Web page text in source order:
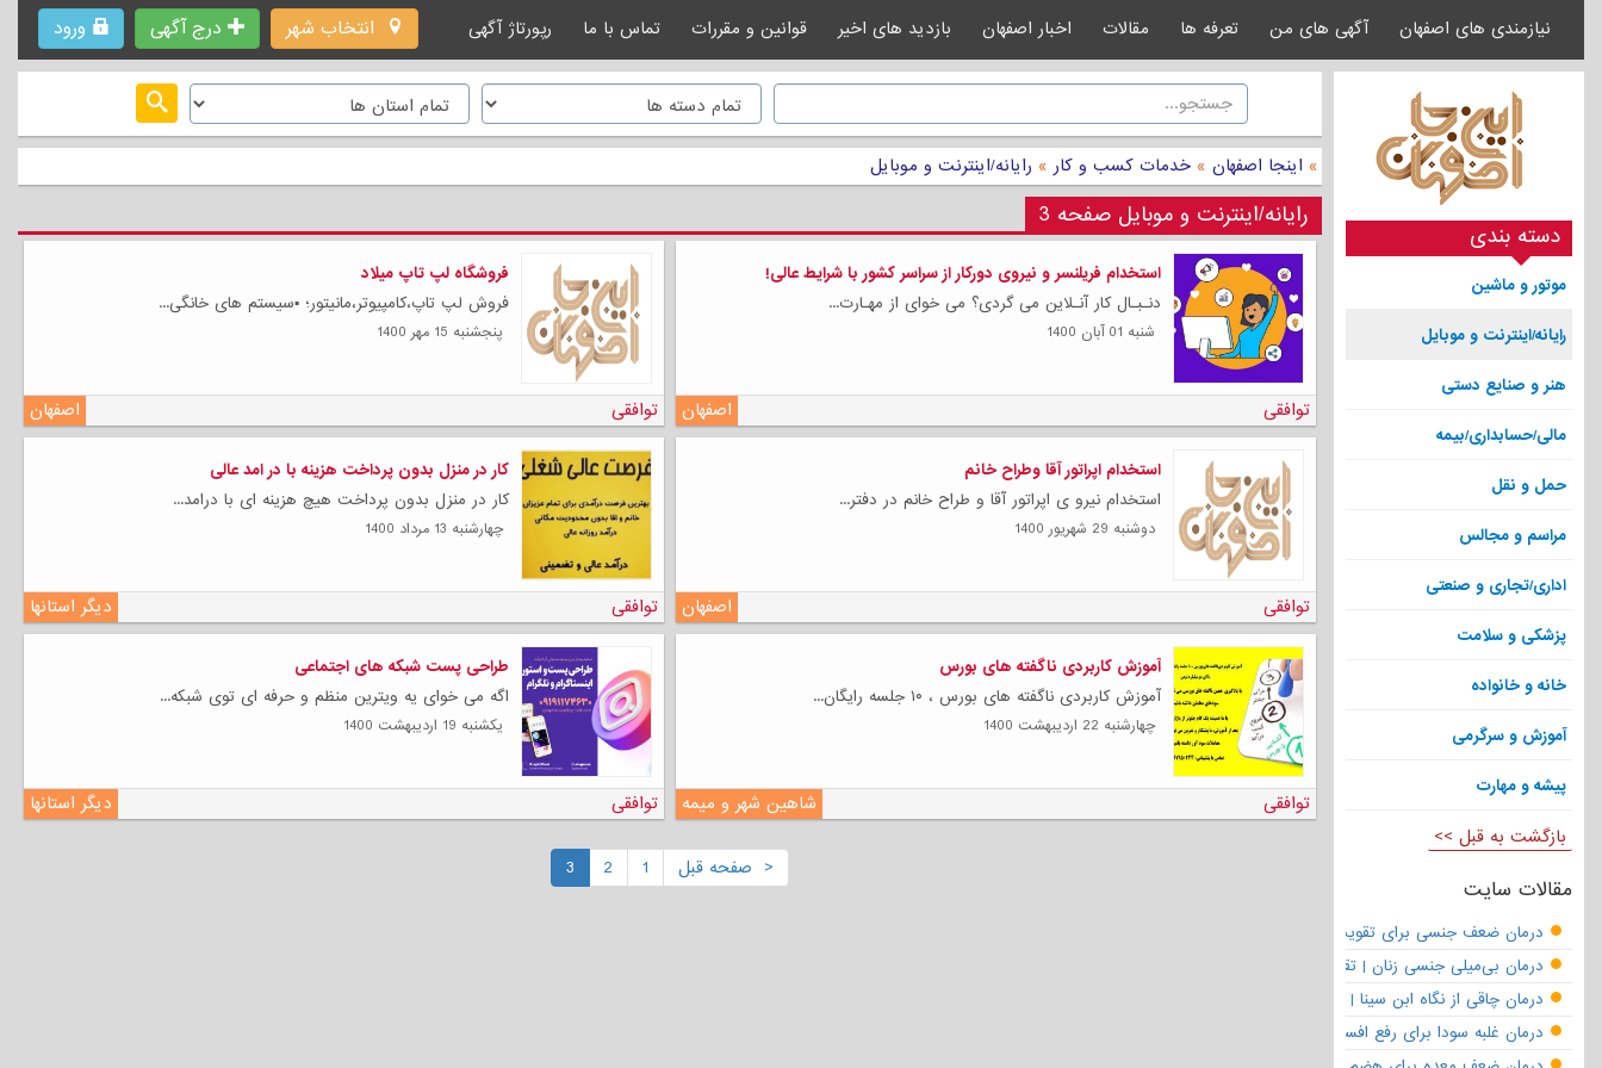
انتخاب شهر درج آگهی ورود نیازمندی های اصفهان آگهی های من تعرفه ها مقالات اخبار اصفهان بازدید های اخیر قوانین و مقررات تماس با ما رپورتاژ آگهی
دسته بندی
موتور و ماشین
رایانه‌/اینترنت و موبایل
هنر و صنایع دستی
مالی/حسابداری/بیمه
حمل و نقل
مراسم و مجالس
اداری/تجاری و صنعتی
پزشکی و سلامت
خانه و خانواده
آموزش و سرگرمی
پیشه و مهارت
بازگشت به قبل >>
مقالات سایت
درمان ضعف جنسی برای تقویت قوای مردانه | تقویت نعوظ و رفع زودانزالی
درمان بی‌میلی جنسی زنان | تقویت قوای جنسی و بازگشت لذت
درمان چاقی از نگاه ابن سینا | نسخه حکما برای کاهش وزن طبیعی
درمان غلبه سودا برای رفع افسردگی
» اینجا اصفهان » خدمات کسب و کار » رایانه‌/اینترنت و موبایل
رایانه‌/اینترنت و موبایل صفحه 3
استخدام فریلنسر و نیروی دورکار از سراسر کشور با شرایط عالی!
دنـبـال کار آنـلاین می گردی؟ می خوای از مهـارت...
شنبه 01 آبان 1400
اصفهان توافقی
فروشگاه لپ تاپ میلاد
فروش لپ تاپ،کامپیوتر،مانیتور؛ ▪️سیستم های خانگی...
پنجشنبه 15 مهر 1400
اصفهان توافقی
استخدام اپراتور آقا وطراح خانم
استخدام نیرو ی اپراتور آقا و طراح خانم در دفتر...
دوشنبه 29 شهریور 1400
اصفهان توافقی
کار در منزل بدون پرداخت هزینه با در امد عالی
کار در منزل بدون پرداخت هیچ هزینه ای با درامد...
چهارشنبه 13 مرداد 1400
دیگر استانها توافقی
آموزش کاربردی ناگفته های بورس
آموزش کاربردی ناگفته های بورس ، ۱۰ جلسه رایگان...
چهارشنبه 22 ارديبهشت 1400
شاهین شهر و میمه توافقی
طراحی پست شبکه های اجتماعی
اگه می خوای یه ویترین منظم و حرفه ای توی شبکه...
يكشنبه 19 ارديبهشت 1400
دیگر استانها توافقی
< صفحه قبل 1
2
3